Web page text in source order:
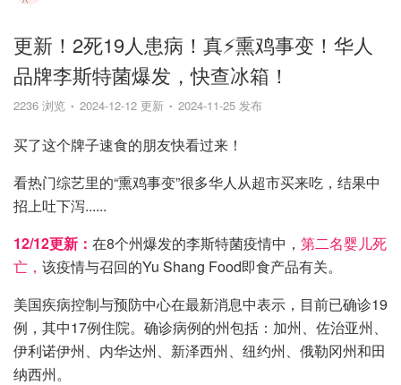
更新！2死19人患病！真⚡️熏鸡事变！华人
品牌李斯特菌爆发，快查冰箱！
2236 浏览 2024-12-12 更新 2024-11-25 发布
买了这个牌子速食的朋友快看过来！
看热门综艺里的“熏鸡事变”很多华人从超市买来吃，结果中
招上吐下泻......
12/12更新： 在8个州爆发的李斯特菌疫情中， 第二名婴儿死
亡， 该疫情与召回的Yu Shang Food即食产品有关。
美国疾病控制与预防中心在最新消息中表示，目前已确诊19
例，其中17例住院。确诊病例的州包括：加州、佐治亚州、
伊利诺伊州、内华达州、新泽西州、纽约州、俄勒冈州和田
纳西州。